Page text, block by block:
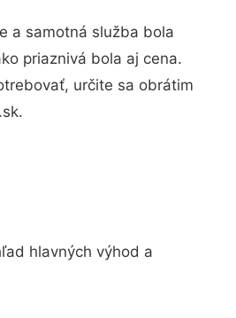
a samotná služba bola
priaznivá bola aj cena.
určite sa obrátim
hlavných výhod a